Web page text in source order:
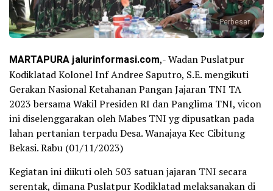
Perbesar
MARTAPURA jalurinformasi.com,- Wadan Puslatpur
Kodiklatad Kolonel Inf Andree Saputro, S.E. mengikuti
Gerakan Nasional Ketahanan Pangan Jajaran TNI TA
2023 bersama Wakil Presiden RI dan Panglima TNI, vicon
ini diselenggarakan oleh Mabes TNI yg dipusatkan pada
lahan pertanian terpadu Desa. Wanajaya Kec Cibitung
Bekasi. Rabu (01/11/2023)
Kegiatan ini diikuti oleh 503 satuan jajaran TNI secara
serentak, dimana Puslatpur Kodiklatad melaksanakan di